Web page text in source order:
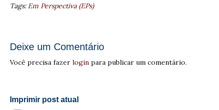
Tags:Em Perspectiva (EPs)
Deixe um Comentário
Você precisa fazer login para publicar um comentário.
Imprimir post atual